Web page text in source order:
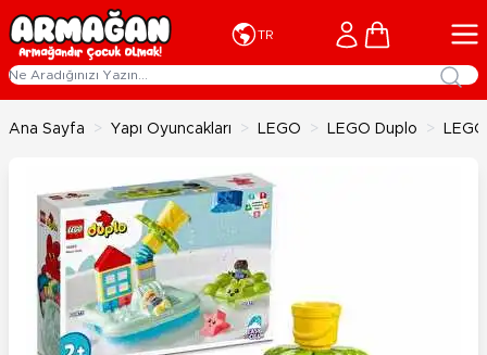
İçeriğe geç
TR Cart
Ana Sayfa > Yapı Oyuncakları > LEGO > LEGO Duplo >